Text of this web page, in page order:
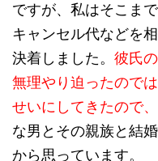
ですが、私はそこま
キャンセル代などを
決着しました。 彼氏
無理やり迫ったので
せいにしてきたので
な男とその親族と結
から思っています。